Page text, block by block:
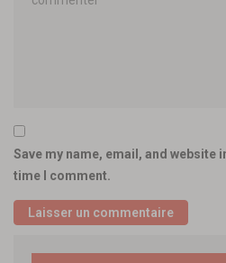
Save my name, email, and website
time I comment.